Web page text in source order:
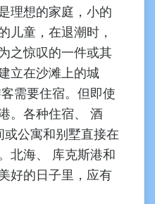
理想的家庭，小的
儿童，在退潮时，
之惊叹的一件或其
立在沙滩上的城
需要住宿。但即使
。各种住宿、 酒
公寓和别墅直接在
北海、 库克斯港和
好的日子里，应有